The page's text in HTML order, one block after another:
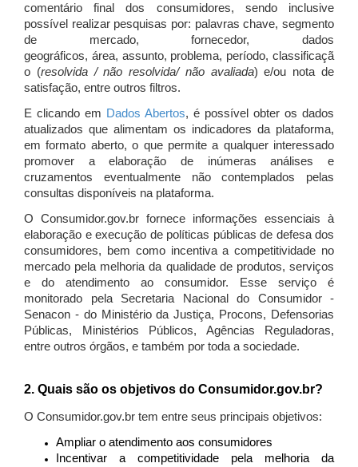
comentário final dos consumidores, sendo inclusive
possível realizar pesquisas por: palavras chave, segmento
de mercado, fornecedor, dados
geográficos, área, assunto, problema, período, classificaçã
o (resolvida / não resolvida/ não avaliada) e/ou nota de
satisfação, entre outros filtros.
E clicando em Dados Abertos, é possível obter os dados
atualizados que alimentam os indicadores da plataforma,
em formato aberto, o que permite a qualquer interessado
promover a elaboração de inúmeras análises e
cruzamentos eventualmente não contemplados pelas
consultas disponíveis na plataforma.
O Consumidor.gov.br fornece informações essenciais à
elaboração e execução de políticas públicas de defesa dos
consumidores, bem como incentiva a competitividade no
mercado pela melhoria da qualidade de produtos, serviços
e do atendimento ao consumidor. Esse serviço é
monitorado pela Secretaria Nacional do Consumidor -
Senacon - do Ministério da Justiça, Procons, Defensorias
Públicas, Ministérios Públicos, Agências Reguladoras,
entre outros órgãos, e também por toda a sociedade.
2. Quais são os objetivos do Consumidor.gov.br?
O Consumidor.gov.br tem entre seus principais objetivos:
Ampliar o atendimento aos consumidores
Incentivar a competitividade pela melhoria da